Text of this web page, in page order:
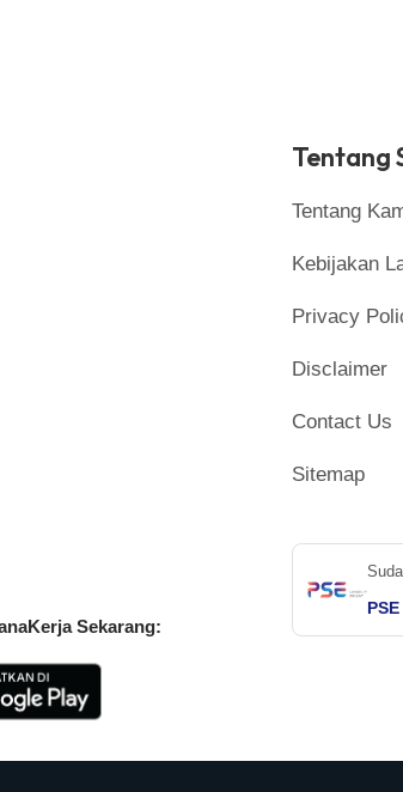
Sekarang:
Tentang
Tentang
Kebijakan
Privacy
Disclaimer
Contact Us
Sitemap